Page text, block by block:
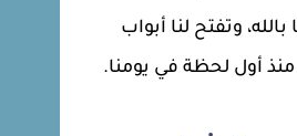
وتفتح لنا أبواب
منذ أول لحظة في يومنا.